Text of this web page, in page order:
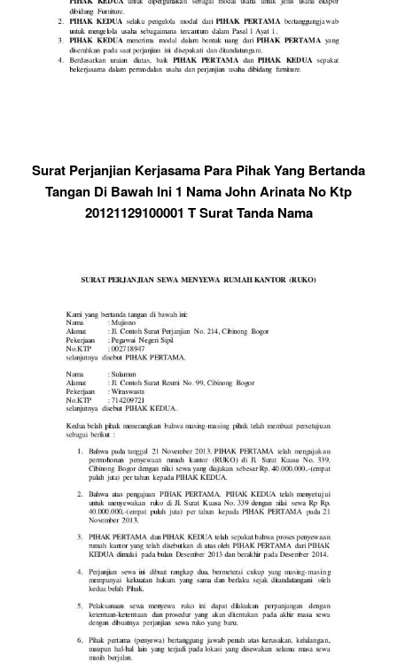
Surat Perjanjian Kerjasama Para Pihak Yang Bertanda
Tangan Di Bawah Ini 1 Nama John Arinata No Ktp
20121129100001 T Surat Tanda Nama